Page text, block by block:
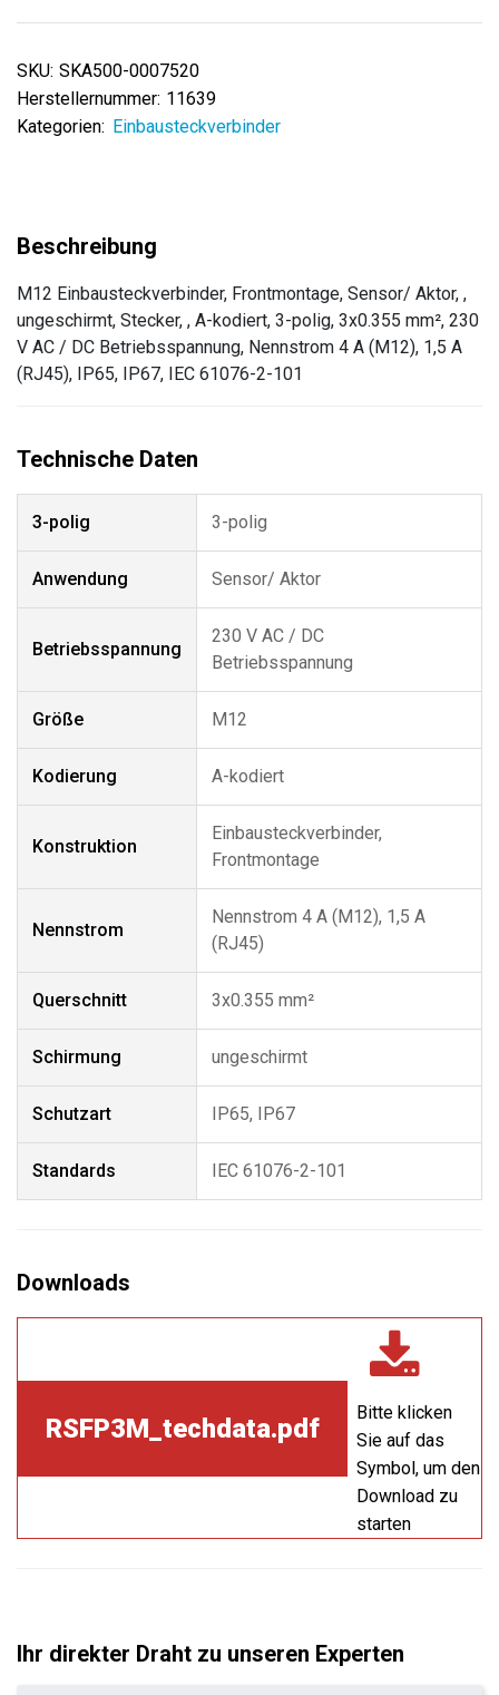
SKU: SKA500-0007520
Herstellernummer: 11639
Kategorien: Einbausteckverbinder
M12 Einbausteckverbinder, Frontmontage, Sensor/ Aktor, ,
ungeschirmt, Stecker, , A-kodiert, 3-polig, 3x0.355 mm², 230
V AC / DC Betriebsspannung, Nennstrom 4 A (M12), 1,5 A
(RJ45), IP65, IP67, IEC 61076-2-101
3-polig 3-polig
Anwendung Sensor/ Aktor
Betriebsspannung
230 V AC / DC
Betriebsspannung
Größe M12
Kodierung A-kodiert
Konstruktion
Einbausteckverbinder,
Frontmontage
Nennstrom
Nennstrom 4 A (M12), 1,5 A
(RJ45)
Querschnitt 3x0.355 mm²
Schirmung ungeschirmt
Schutzart IP65, IP67
Standards IEC 61076-2-101
RSFP3M_techdata.pdf
Bitte klicken
Sie auf das
Symbol, um den
Download zu
starten
Ihr direkter Draht zu unseren Experten